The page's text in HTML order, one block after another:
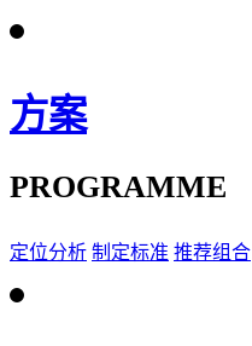
方案
PROGRAMME
定位分析 制定标准 推荐组合